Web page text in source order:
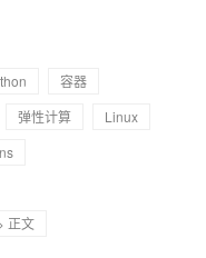
容器
弹性计算
Linux
正文